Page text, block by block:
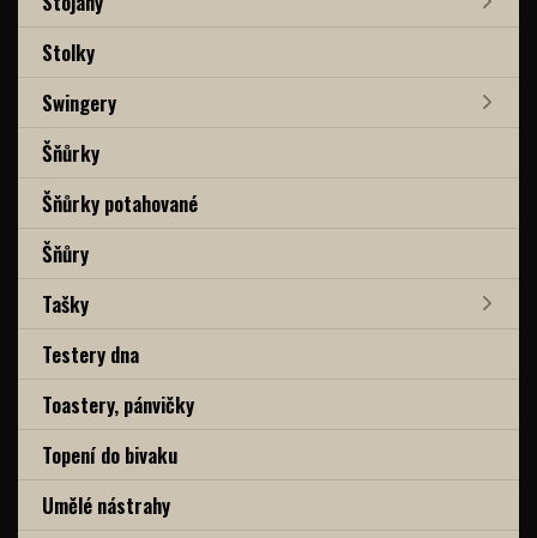
Stolky
Swingery
Šňůrky
Šňůrky potahované
Šňůry
Tašky
Testery dna
Toastery, pánvičky
Topení do bivaku
Umělé nástrahy